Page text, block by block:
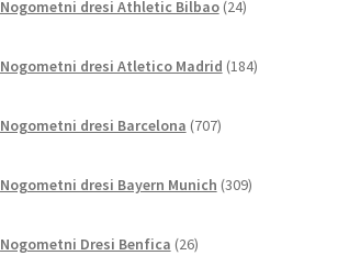
Nogometni dresi Athletic Bilbao 24izdelkov
Nogometni dresi Atletico Madrid 184izdelkov
Nogometni dresi Barcelona 707izdelkov
Nogometni dresi Bayern Munich 309izdelkov
Nogometni Dresi Benfica 26izdelkov